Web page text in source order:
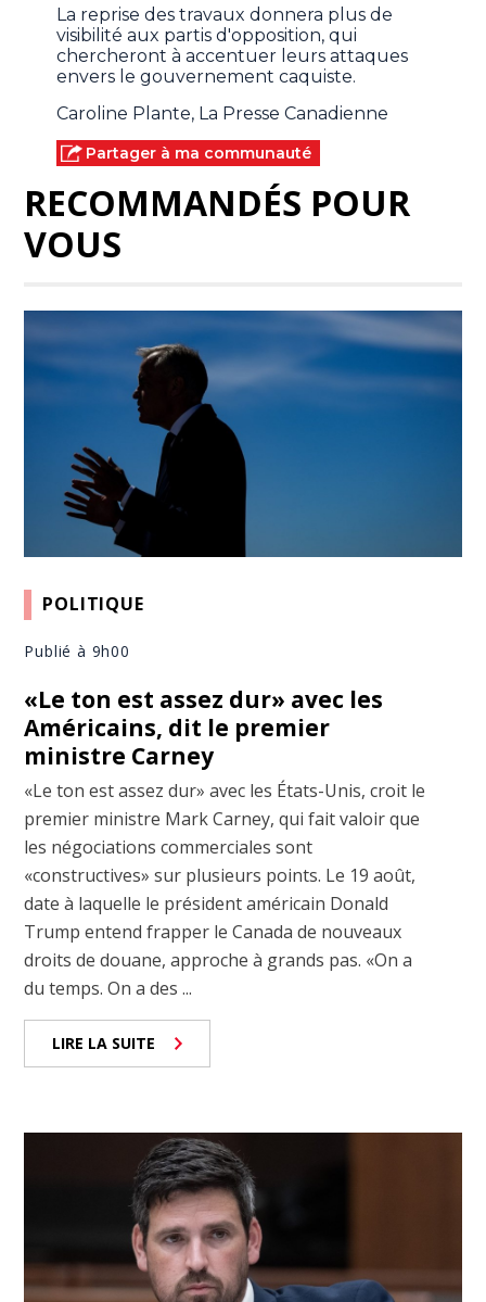
La reprise des travaux donnera plus de
visibilité aux partis d'opposition, qui
chercheront à accentuer leurs attaques
envers le gouvernement caquiste.
Caroline Plante, La Presse Canadienne
Partager à ma communauté
RECOMMANDÉS POUR
VOUS
POLITIQUE
Publié à 9h00
«Le ton est assez dur» avec les
Américains, dit le premier
ministre Carney
«Le ton est assez dur» avec les États-Unis, croit le
premier ministre Mark Carney, qui fait valoir que
les négociations commerciales sont
«constructives» sur plusieurs points. Le 19 août,
date à laquelle le président américain Donald
Trump entend frapper le Canada de nouveaux
droits de douane, approche à grands pas. «On a
du temps. On a des ...
LIRE LA SUITE